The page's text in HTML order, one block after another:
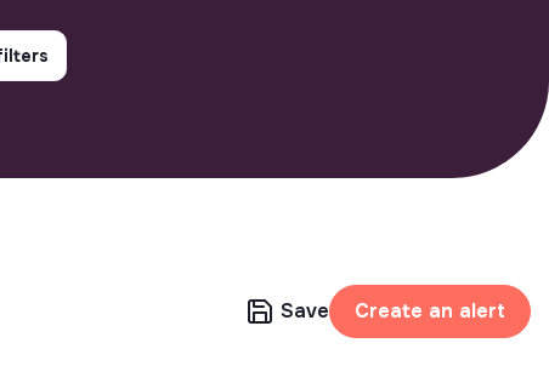
Save Create an alert